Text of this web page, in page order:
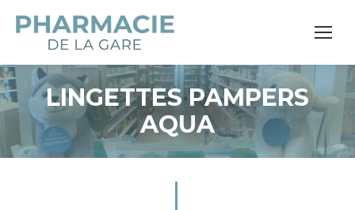
LINGETTES PAMPERS
AQUA